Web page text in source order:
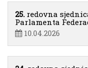
25. redovna
Parlamenta
10.04.2026